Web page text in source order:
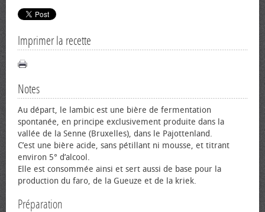
Imprimer la recette
Notes
Au départ, le lambic est une bière de fermentation
spontanée, en principe exclusivement produite dans la
vallée de la Senne (Bruxelles), dans le Pajottenland.
C’est une bière acide, sans pétillant ni mousse, et titrant
environ 5° d’alcool.
Elle est consommée ainsi et sert aussi de base pour la
production du faro, de la Gueuze et de la kriek.
Préparation